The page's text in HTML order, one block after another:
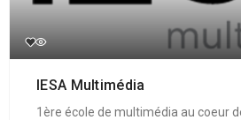
IESA Multimédia
1ère école de multimédia au coeur